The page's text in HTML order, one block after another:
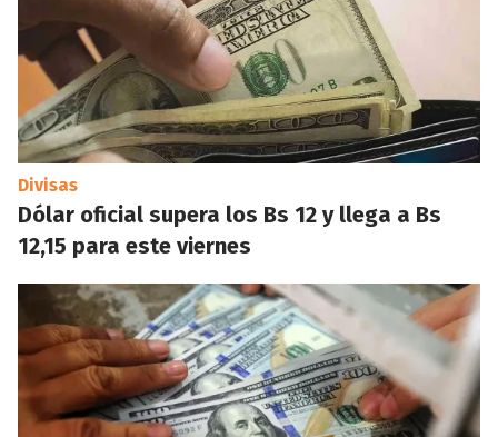
Divisas
Dólar oficial supera los Bs 12 y llega a Bs
12,15 para este viernes